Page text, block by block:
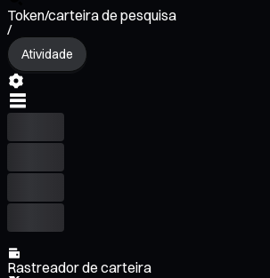
Token/carteira de pesquisa
/
Atividade
Rastreador de carteira